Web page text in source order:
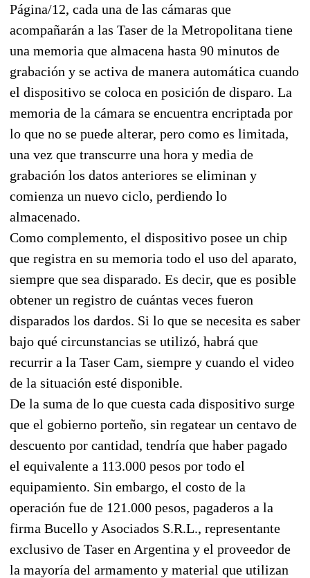
Página/12, cada una de las cámaras que
acompañarán a las Taser de la Metropolitana tiene
una memoria que almacena hasta 90 minutos de
grabación y se activa de manera automática cuando
el dispositivo se coloca en posición de disparo. La
memoria de la cámara se encuentra encriptada por
lo que no se puede alterar, pero como es limitada,
una vez que transcurre una hora y media de
grabación los datos anteriores se eliminan y
comienza un nuevo ciclo, perdiendo lo
almacenado.
Como complemento, el dispositivo posee un chip
que registra en su memoria todo el uso del aparato,
siempre que sea disparado. Es decir, que es posible
obtener un registro de cuántas veces fueron
disparados los dardos. Si lo que se necesita es saber
bajo qué circunstancias se utilizó, habrá que
recurrir a la Taser Cam, siempre y cuando el video
de la situación esté disponible.
De la suma de lo que cuesta cada dispositivo surge
que el gobierno porteño, sin regatear un centavo de
descuento por cantidad, tendría que haber pagado
el equivalente a 113.000 pesos por todo el
equipamiento. Sin embargo, el costo de la
operación fue de 121.000 pesos, pagaderos a la
firma Bucello y Asociados S.R.L., representante
exclusivo de Taser en Argentina y el proveedor de
la mayoría del armamento y material que utilizan